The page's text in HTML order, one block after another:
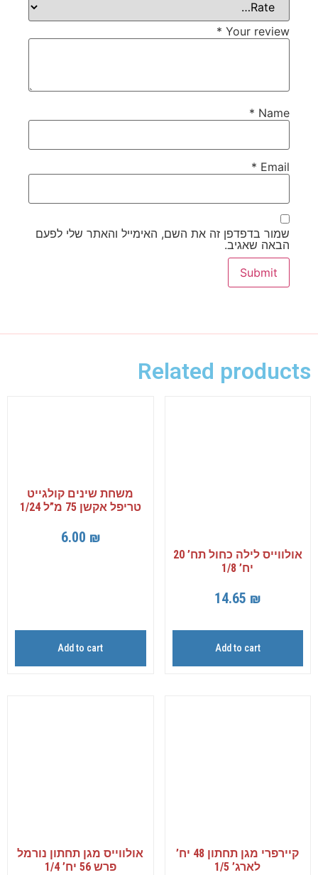
Your review
*
Name
*
Email
*
שמור בדפדפן זה את השם, האימייל והאתר שלי לפעם
הבאה שאגיב.
Related products
אולווייס לילה כחול תח’ 20
יח’ 1/8
14.65 ₪
Add to cart
משחת שינים קולגייט
טריפל אקשן 75 מ”ל 1/24
6.00 ₪
Add to cart
קיירפרי מגן תחתון 48 יח’
לארג’ 1/5
אולווייס מגן תחתון נורמל
פרש 56 יח’ 1/4